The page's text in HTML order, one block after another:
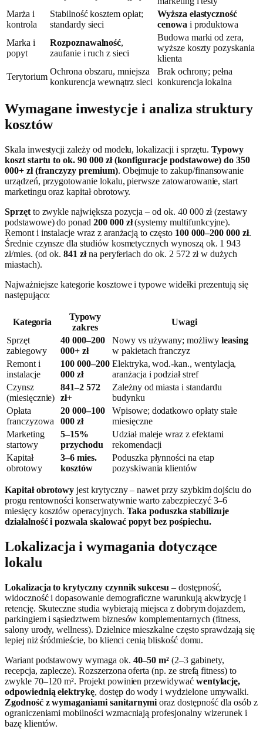
Marża i
kontrola
Stabilność kosztem opłat;
standardy sieci
Wyższa elastyczność
cenowa i produktowa
Marka i
popyt
Rozpoznawalność,
zaufanie i ruch z sieci
Budowa marki od zera,
wyższe koszty pozyskania
klienta
Terytorium
Ochrona obszaru, mniejsza
konkurencja wewnątrz sieci
Brak ochrony; pełna
konkurencja lokalna
Wymagane inwestycje i analiza struktury
kosztów
Skala inwestycji zależy od modelu, lokalizacji i sprzętu.Typowy
koszt startu to ok. 90 000 zł (konfiguracje podstawowe) do 350
000+ zł (franczyzy premium). Obejmuje to zakup/finansowanie
urządzeń, przygotowanie lokalu, pierwsze zatowarowanie, start
marketingu oraz kapitał obrotowy.
Sprzętto zwykle największa pozycja – od ok. 40 000 zł (zestawy
podstawowe) do ponad 200 000 zł(systemy multifunkcyjne).
Remont i instalacje wraz z aranżacją to często 100 000–200 000 zł.
Średnie czynsze dla studiów kosmetycznych wynoszą ok. 1 943
zł/mies. (od ok.841 złna peryferiach do ok. 2 572 zł w dużych
miastach).
Najważniejsze kategorie kosztowe i typowe widełki prezentują się
następująco:
Kategoria
Typowy
zakres
Uwagi
Sprzęt
zabiegowy
40 000–200
000+ zł
Nowy vs używany; możliwy leasing
w pakietach franczyz
Remont i
instalacje
100 000–200
000 zł
Elektryka, wod.-kan., wentylacja,
aranżacja i podział stref
Czynsz
(miesięcznie)
841–2 572
zł+
Zależny od miasta i standardu
budynku
Opłata
franczyzowa
20 000–100
000 zł
Wpisowe; dodatkowo opłaty stałe
miesięczne
Marketing
startowy
5–15%
przychodu
Udział maleje wraz z efektami
rekomendacji
Kapitał
obrotowy
3–6 mies.
kosztów
Poduszka płynności na etap
pozyskiwania klientów
Kapitał obrotowy jest krytyczny – nawet przy szybkim dojściu do
progu rentowności konserwatywnie warto zabezpieczyć 3–6
miesięcy kosztów operacyjnych. Taka poduszka stabilizuje
działalność i pozwala skalować popyt bez pośpiechu.
Lokalizacja i wymagania dotyczące
lokalu
Lokalizacja to krytyczny czynnik sukcesu – dostępność,
widoczność i dopasowanie demograficzne warunkują akwizycję i
retencję. Skuteczne studia wybierają miejsca z dobrym dojazdem,
parkingiem i sąsiedztwem biznesów komplementarnych (fitness,
salony urody, wellness). Dzielnice mieszkalne często sprawdzają się
lepiej niż śródmieście, bo klienci cenią bliskość domu.
Wariant podstawowy wymaga ok. 40–50 m² (2–3 gabinety,
recepcja, zaplecze). Rozszerzona oferta (np. ze strefą fitness) to
zwykle 70–120 m². Projekt powinien przewidywać wentylację,
odpowiednią elektrykę, dostęp do wody i wydzielone umywalki.
Zgodność z wymaganiami sanitarnymi oraz dostępność dla osób z
ograniczeniami mobilności wzmacniają profesjonalny wizerunek i
bazę klientów.